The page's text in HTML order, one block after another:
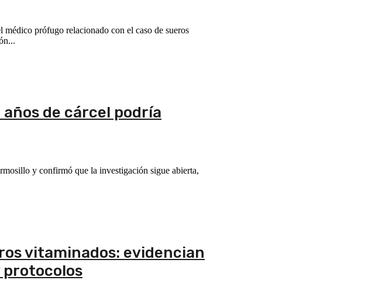
prófugo relacionado con el caso de sueros
de cárcel podría
y confirmó que la investigación sigue abierta,
vitaminados: evidencian
protocolos